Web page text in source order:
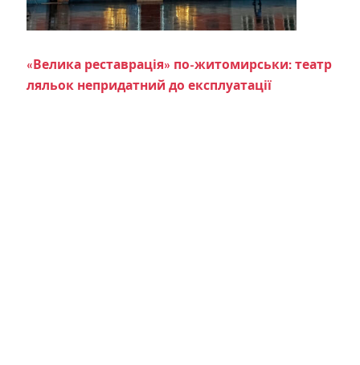
«Велика реставрація» по-житомирськи: театр
ляльок непридатний до експлуатації